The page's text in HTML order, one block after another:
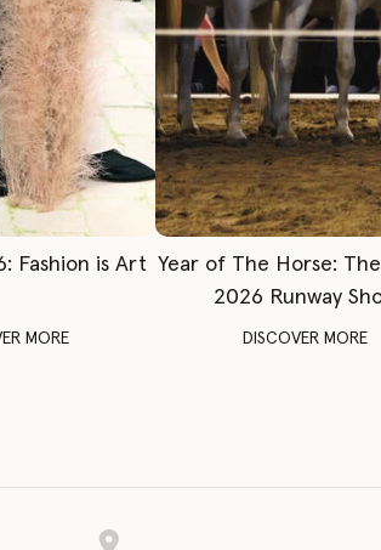
Fashion is Art
MORE
Year of The Horse:
2026 Runway
DISCOVER MORE